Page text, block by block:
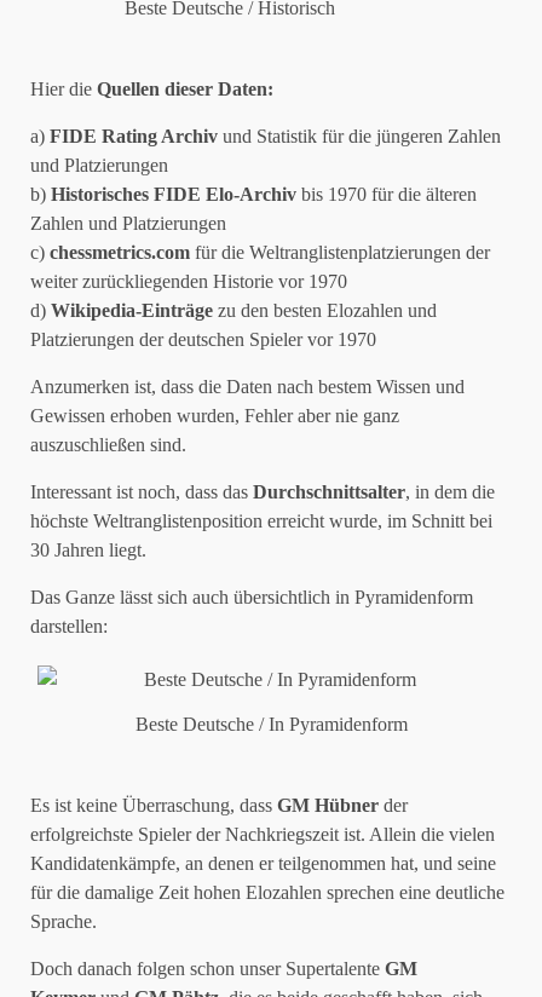
Beste Deutsche / Historisch
Hier die Quellen dieser Daten:
a) FIDE Rating Archiv und Statistik für die jüngeren Zahlen
und Platzierungen
b) Historisches FIDE Elo-Archiv bis 1970 für die älteren
Zahlen und Platzierungen
c) chessmetrics.com für die Weltranglistenplatzierungen der
weiter zurückliegenden Historie vor 1970
d) Wikipedia-Einträge zu den besten Elozahlen und
Platzierungen der deutschen Spieler vor 1970
Anzumerken ist, dass die Daten nach bestem Wissen und
Gewissen erhoben wurden, Fehler aber nie ganz
auszuschließen sind.
Interessant ist noch, dass das Durchschnittsalter, in dem die
höchste Weltranglistenposition erreicht wurde, im Schnitt bei
30 Jahren liegt.
Das Ganze lässt sich auch übersichtlich in Pyramidenform
darstellen:
Beste Deutsche / In Pyramidenform
Es ist keine Überraschung, dass GM Hübner der
erfolgreichste Spieler der Nachkriegszeit ist. Allein die vielen
Kandidatenkämpfe, an denen er teilgenommen hat, und seine
für die damalige Zeit hohen Elozahlen sprechen eine deutliche
Sprache.
Doch danach folgen schon unser Supertalente GM